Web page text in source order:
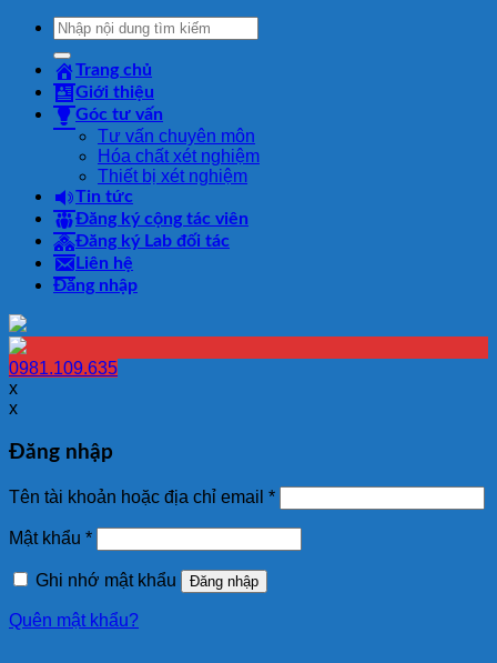
Tìm
kiếm:
Trang chủ
Giới thiệu
Góc tư vấn
Tư vấn chuyên môn
Hóa chất xét nghiệm
Thiết bị xét nghiệm
Tin tức
Đăng ký cộng tác viên
Đăng ký Lab đối tác
Liên hệ
Đăng nhập
0981.109.635
x
x
Đăng nhập
Tên tài khoản hoặc địa chỉ email *
Mật khẩu *
Ghi nhớ mật khẩu Đăng nhập
Quên mật khẩu?